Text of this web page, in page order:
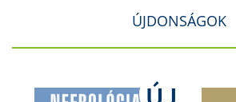
ÚJDONSÁGOK